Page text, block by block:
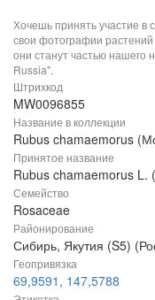
Хочешь принять участие в
свои фотографии
они станут частью нашего
Russia".
Штрихкод
MW0096855
Название в коллекции
Rubus chamaemorus
Принятое название
Rubus chamaemorus
Семейство
Rosaceae
Районирование
Сибирь, Якутия (S5)
Геопривязка
69,9591, 147,5788